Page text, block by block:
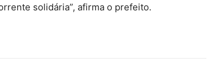
solidária”, afirma o prefeito.